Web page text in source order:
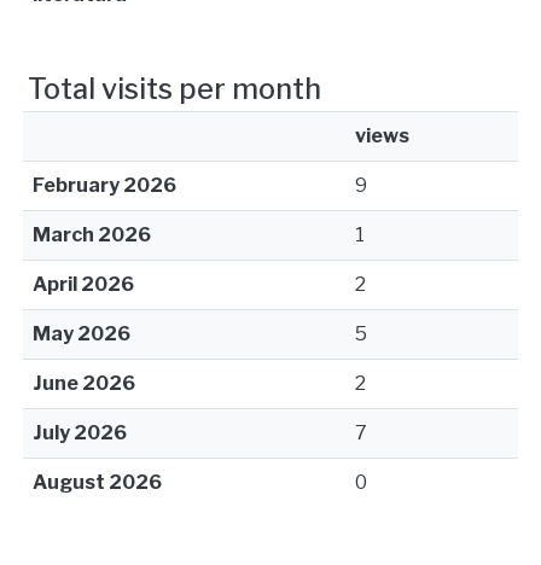
Total visits per month
views
February 2026 9
March 2026 1
April 2026 2
May 2026 5
June 2026 2
July 2026 7
August 2026 0